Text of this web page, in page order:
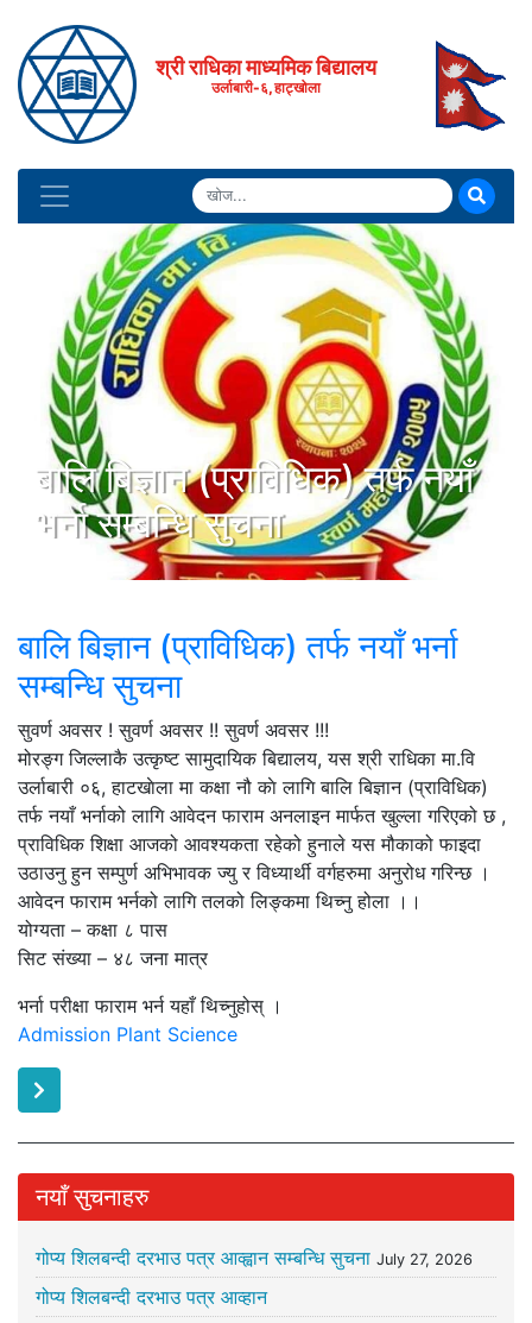
श्री राधिका माध्यमिक बिद्यालय
उर्लाबारी-६, हाट्खोला
बालि बिज्ञान (प्राविधिक) तर्फ नयाँ
भर्ना सम्बन्धि सुचना
बालि बिज्ञान (प्राविधिक) तर्फ नयाँ भर्ना
सम्बन्धि सुचना
सुवर्ण अवसर ! सुवर्ण अवसर !! सुवर्ण अवसर !!!
मोरङ्ग जिल्लाकै उत्कृष्ट सामुदायिक बिद्यालय, यस श्री राधिका मा.वि
उर्लाबारी ०६, हाटखाेला मा कक्षा नौ काे लागि बालि बिज्ञान (प्राविधिक)
तर्फ नयाँ भर्नाको लागि आवेदन फाराम अनलाइन मार्फत खुल्ला गरिएको छ ,
प्राविधिक शिक्षा आजको आवश्यकता रहेको हुनाले यस मौकाको फाइदा
उठाउनु हुन सम्पुर्ण अभिभावक ज्यु र विध्यार्थी वर्गहरुमा अनुरोध गरिन्छ ।
आवेदन फाराम भर्नको लागि तलको लिङ्कमा थिच्नु होला ।।
योग्यता – कक्षा ८ पास
सिट संख्या – ४८ जना मात्र
भर्ना परीक्षा फाराम भर्न यहाँ थिच्नुहोस् ।
Admission Plant Science
नयाँ सुचनाहरु
गोप्य शिलबन्दी दरभाउ पत्र आव्ह्वान सम्बन्धि सुचना July 27, 2026
गोप्य शिलबन्दी दरभाउ पत्र आव्हान